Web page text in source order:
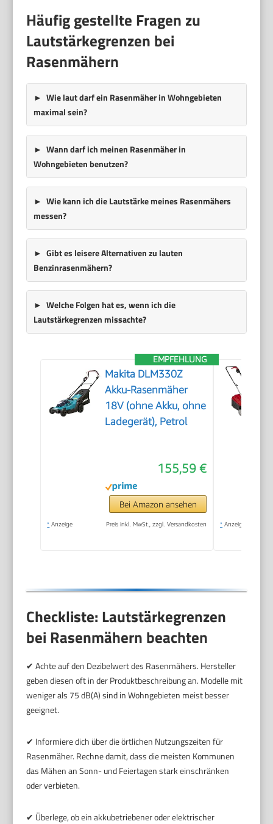
Häufig gestellte Fragen zu
Lautstärkegrenzen bei
Rasenmähern
Wie laut darf ein Rasenmäher in Wohngebieten
maximal sein?
Wann darf ich meinen Rasenmäher in
Wohngebieten benutzen?
Wie kann ich die Lautstärke meines Rasenmähers
messen?
Gibt es leisere Alternativen zu lauten
Benzinrasenmähern?
Welche Folgen hat es, wenn ich die
Lautstärkegrenzen missachte?
EMPFEHLUNG
Makita DLM330Z
Akku-Rasenmäher
18V (ohne Akku, ohne
Ladegerät), Petrol
155,59 €
Bei Amazon ansehen
* Anzeige Preis inkl. MwSt., zzgl. Versandkosten * Anzeige
Checkliste: Lautstärkegrenzen
bei Rasenmähern beachten
✔ Achte auf den Dezibelwert des Rasenmähers. Hersteller
geben diesen oft in der Produktbeschreibung an. Modelle mit
weniger als 75 dB(A) sind in Wohngebieten meist besser
geeignet.
✔ Informiere dich über die örtlichen Nutzungszeiten für
Rasenmäher. Rechne damit, dass die meisten Kommunen
das Mähen an Sonn- und Feiertagen stark einschränken
oder verbieten.
✔ Überlege, ob ein akkubetriebener oder elektrischer